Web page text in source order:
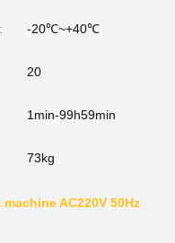
-20℃~+40℃
20
1min-99h59min
73kg
AC220V 50Hz